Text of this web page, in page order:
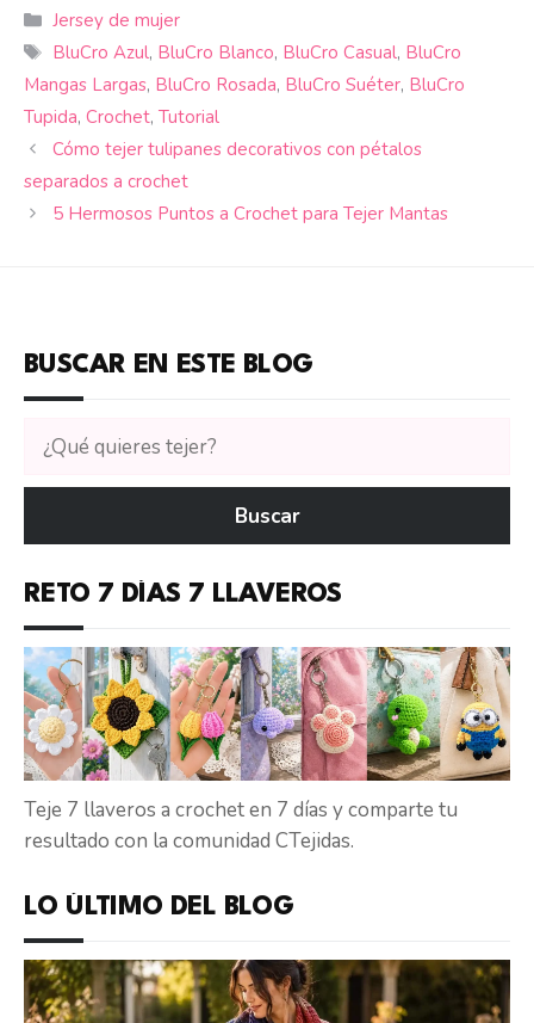
Categorías
Jersey de mujer
Etiquetas
BluCro Azul, BluCro Blanco, BluCro Casual, BluCro
Mangas Largas, BluCro Rosada, BluCro Suéter, BluCro
Tupida, Crochet, Tutorial
Cómo tejer tulipanes decorativos con pétalos
separados a crochet
5 Hermosos Puntos a Crochet para Tejer Mantas
BUSCAR EN ESTE BLOG
Buscar
tutoriales
en
Buscar
RETO 7 DÍAS 7 LLAVEROS
Teje 7 llaveros a crochet en 7 días y comparte tu
resultado con la comunidad CTejidas.
LO ÚLTIMO DEL BLOG